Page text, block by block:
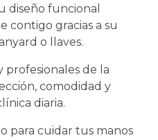
diseño funcional
contigo gracias a su
o llaves.
profesionales de la
comodidad y
diaria.
para cuidar tus manos